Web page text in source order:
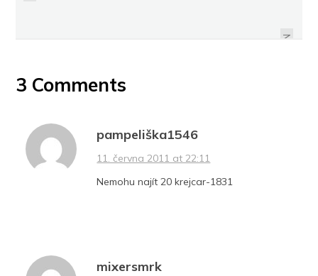
NEXT
3 Comments
pampeliška1546
11. června 2011 at 22:11
Nemohu najít 20 krejcar-1831
mixersmrk